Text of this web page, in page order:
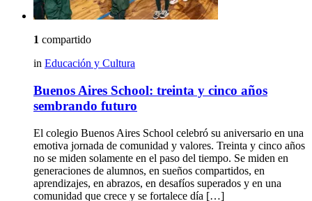
1 compartido
in Educación y Cultura
Buenos Aires School: treinta y cinco años
sembrando futuro
El colegio Buenos Aires School celebró su aniversario en una
emotiva jornada de comunidad y valores. Treinta y cinco años
no se miden solamente en el paso del tiempo. Se miden en
generaciones de alumnos, en sueños compartidos, en
aprendizajes, en abrazos, en desafíos superados y en una
comunidad que crece y se fortalece día […]